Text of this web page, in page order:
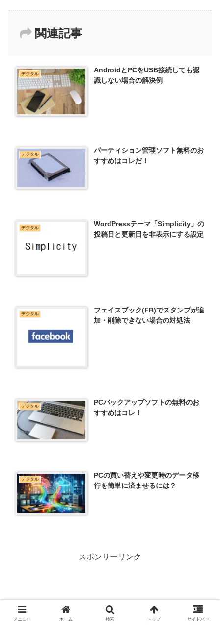
関連記事
デジタル
AndroidとPCをUSB接続しても認
識しない場合の解決例
デジタル
パーティション管理ソフト無料のお
すすめはコレだ！
デジタル
WordPressテーマ「Simplicity」の
投稿日と更新日を非表示にする設定
デジタル
フェイスブック(FB)でスタンプが追
加・削除できない場合の対処法
デジタル
PCバックアップソフトの無料のお
すすめはコレ！
デジタル
PCの買い替えや変更時のデータ移
行を簡単に済ませるには？
スポンサーリンク
メニュー ホーム 検索 トップ サイドバー